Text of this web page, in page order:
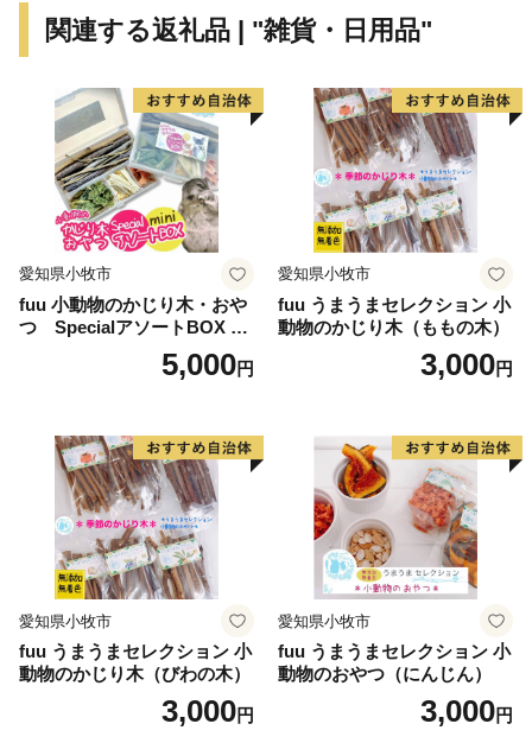
物産とともに集まった人々の舌を楽しませ、
かれ」
といわれるほどの名声があり、
歴史上の著名人なども食していると言われています。
また、稲作をはじめとする農業が盛んだった吉川には、
昔から川の水を引き込んだ用水路や小川が各所に流れて
いました。
そうした水場は、さまざまな生物の住みかとなり、
なかでも”なまず”は、いたるところでその姿を見ること
昔の子どもたちにとって、なまず捕りは娯楽であり、
の遊び相手でした。
この川に親しんできた歴史・文化が、
吉川が「なまずの里」といわれるゆえんとなっていま
す。
関連する返礼品 | "雑貨・日用品"
愛知県小牧市
fuu 小動物のかじり木・おや
つ SpecialアソートBOX mi
5,000円
愛知県小牧市
fuu うまうまセレクション 小
動物のかじり木（ももの木）
3,000円
愛知県小牧市
fuu うまうまセレクション 小
動物のかじり木（びわの木）
3,000円
愛知県小牧市
fuu うまうまセレクション 小
動物のおやつ（にんじん）
3,000円